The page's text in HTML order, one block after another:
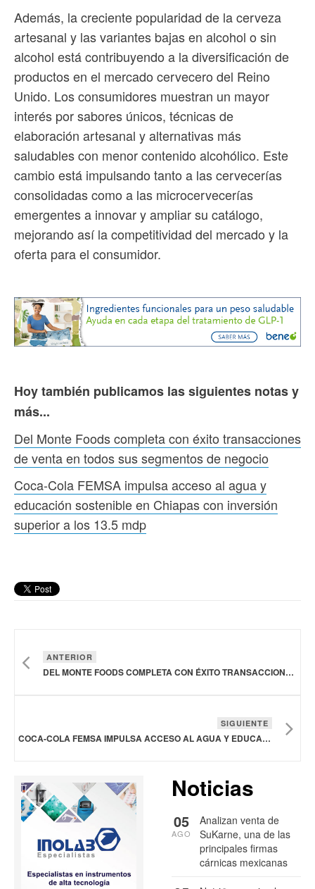
Además, la creciente popularidad de la cerveza
artesanal y las variantes bajas en alcohol o sin
alcohol está contribuyendo a la diversificación de
productos en el mercado cervecero del Reino
Unido. Los consumidores muestran un mayor
interés por sabores únicos, técnicas de
elaboración artesanal y alternativas más
saludables con menor contenido alcohólico. Este
cambio está impulsando tanto a las cervecerías
consolidadas como a las microcervecerías
emergentes a innovar y ampliar su catálogo,
mejorando así la competitividad del mercado y la
oferta para el consumidor.
Hoy también publicamos las siguientes notas y
más...
Del Monte Foods completa con éxito transacciones
de venta en todos sus segmentos de negocio
Coca-Cola FEMSA impulsa acceso al agua y
educación sostenible en Chiapas con inversión
superior a los 13.5 mdp
ANTERIOR
DEL MONTE FOODS COMPLETA CON ÉXITO TRANSACCIONES DE VENTA EN TODOS SUS SEGMENTOS DE NEGOCIO
SIGUIENTE
COCA-COLA FEMSA IMPULSA ACCESO AL AGUA Y EDUCACIÓN SOSTENIBLE EN CHIAPAS CON INVERSIÓN SUPERIOR A LOS 13.5 MDP
Noticias
Analizan venta de
SuKarne, una de las
principales firmas
cárnicas mexicanas
05
AGO